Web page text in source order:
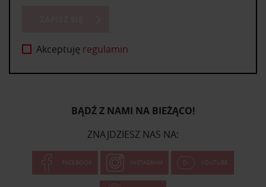
Akceptuję regulamin
BĄDŹ Z NAMI NA BIEŻĄCO!
ZNAJDZIESZ NAS NA:
FACEBOOK INSTAGRAM YOUTUBE